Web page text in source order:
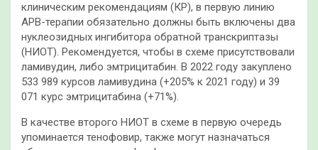
клиническим рекомендациям (КР), в первую линию
АРВ-терапии обязательно должны быть включены два
нуклеозидных ингибитора обратной транскриптазы
(НИОТ). Рекомендуется, чтобы в схеме присутствовали
ламивудин, либо эмтрицитабин. В 2022 году закуплено
533 989 курсов ламивудина (+205% к 2021 году) и 39
071 курс эмтрицитабина (+71%).
В качестве второго НИОТ в схеме в первую очередь
упоминается тенофовир, также могут назначаться